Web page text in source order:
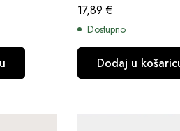
17,89€
Dostupno
Dodaj u